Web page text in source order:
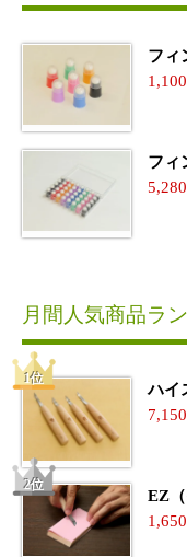
フィ
1,100
フィ
5,280
月間人気商品ラ
ハイ
7,150
EZ
1,650